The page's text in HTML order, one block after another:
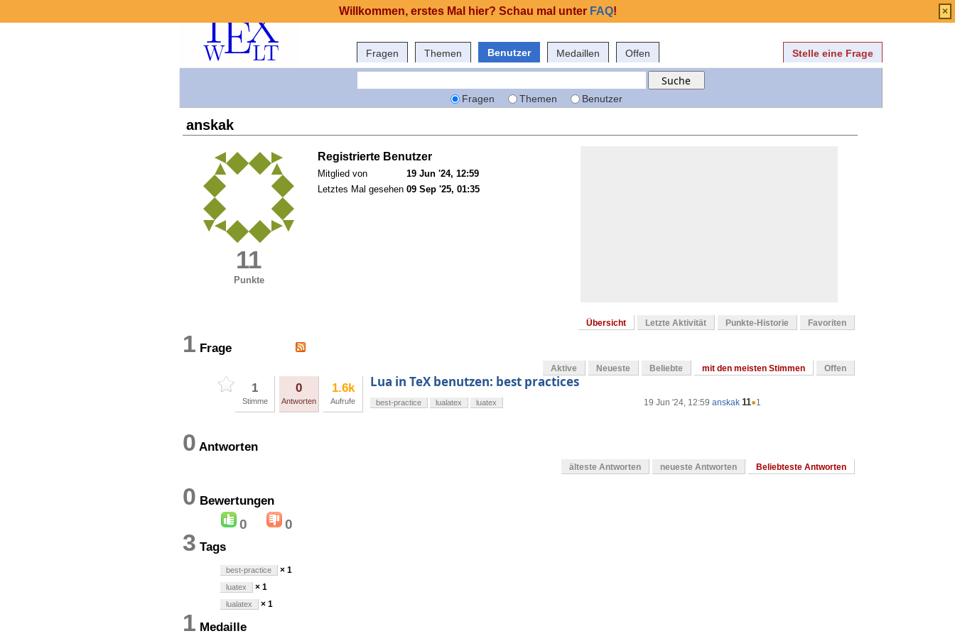
Fragen Themen Benutzer Medaillen Offen Stelle eine Frage
Fragen Themen Benutzer
anskak
11
Punkte
Registrierte Benutzer
Mitglied von
19 Jun '24, 12:59
Letztes Mal gesehen 09 Sep '25, 01:35
Übersicht Letzte Aktivität Punkte-Historie Favoriten
1 Frage
Aktive Neueste Beliebte mit den meisten Stimmen Offen
1
Stimme
0
Antworten
1.6k
Aufrufe
Lua in TeX benutzen: best practices
19 Jun '24, 12:59 anskak 11●1
best-practice lualatex luatex
0 Antworten
älteste Antworten neueste Antworten Beliebteste Antworten
0 Bewertungen
0 0
3 Tags
best-practice × 1
luatex × 1
lualatex × 1
1 Medaille
Willkommen, erstes Mal hier? Schau mal unter FAQ! ×